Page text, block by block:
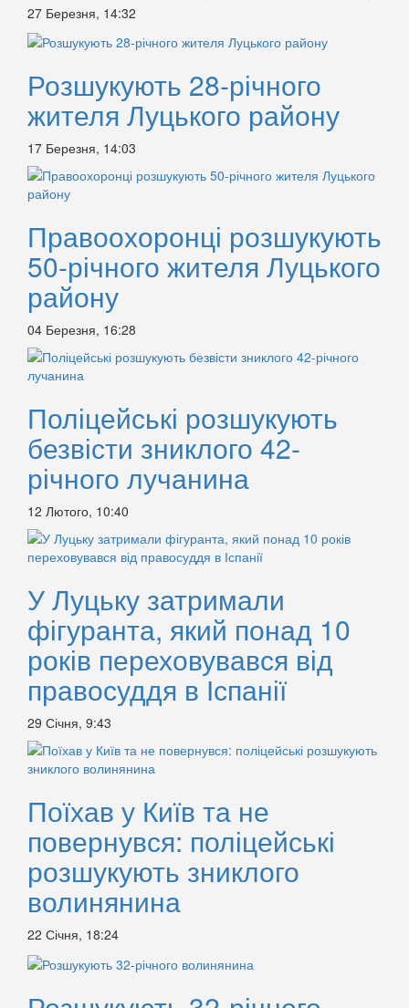
27 Березня, 14:32
Розшукують 28-річного
жителя Луцького району
17 Березня, 14:03
Правоохоронці розшукують
50-річного жителя Луцького
району
04 Березня, 16:28
Поліцейські розшукують
безвісти зниклого 42-
річного лучанина
12 Лютого, 10:40
У Луцьку затримали
фігуранта, який понад 10
років переховувався від
правосуддя в Іспанії
29 Січня, 9:43
Поїхав у Київ та не
повернувся: поліцейські
розшукують зниклого
волинянина
22 Січня, 18:24